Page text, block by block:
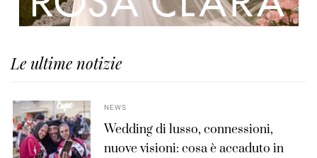
Le ultime notizie
NEWS
Wedding di lusso, connessioni,
nuove visioni: cosa è accaduto in